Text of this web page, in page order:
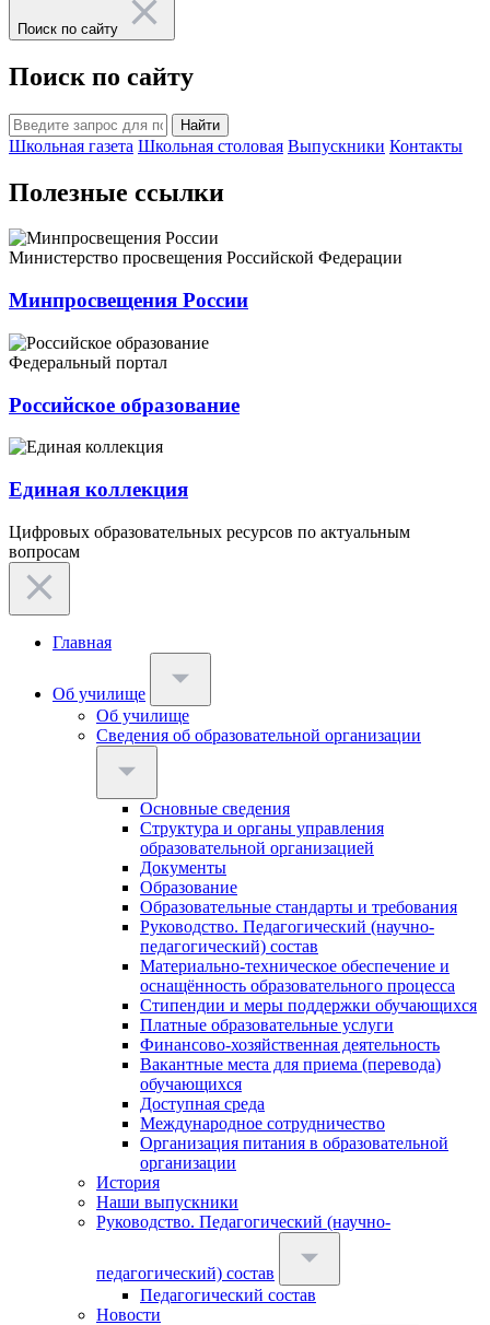
Поиск по сайту
Поиск по сайту
Найти
Школьная газета Школьная столовая Выпускники Контакты
Полезные ссылки
Министерство просвещения Российской Федерации
Минпросвещения России
Федеральный портал
Российское образование
Единая коллекция
Цифровых образовательных ресурсов по актуальным
вопросам
Главная
Об училище
Об училище
Сведения об образовательной организации
Основные сведения
Структура и органы управления
образовательной организацией
Документы
Образование
Образовательные стандарты и требования
Руководство. Педагогический (научно-
педагогический) состав
Материально-техническое обеспечение и
оснащённость образовательного процесса
Стипендии и меры поддержки обучающихся
Платные образовательные услуги
Финансово-хозяйственная деятельность
Вакантные места для приема (перевода)
обучающихся
Доступная среда
Международное сотрудничество
Организация питания в образовательной
организации
История
Наши выпускники
Руководство. Педагогический (научно-
педагогический) состав
Педагогический состав
Новости